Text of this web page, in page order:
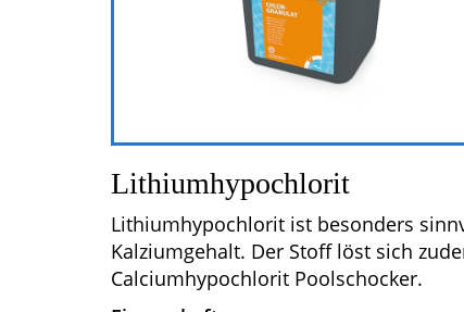
Lithiumhypochlorit
Lithiumhypochlorit ist besonders
Kalziumgehalt. Der Stoff löst sich
Calciumhypochlorit Poolschocker.